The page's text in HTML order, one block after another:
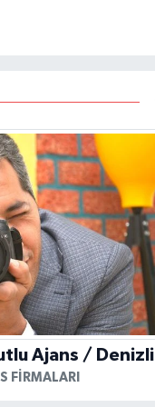
Ajans / Denizli
FIRMALARI